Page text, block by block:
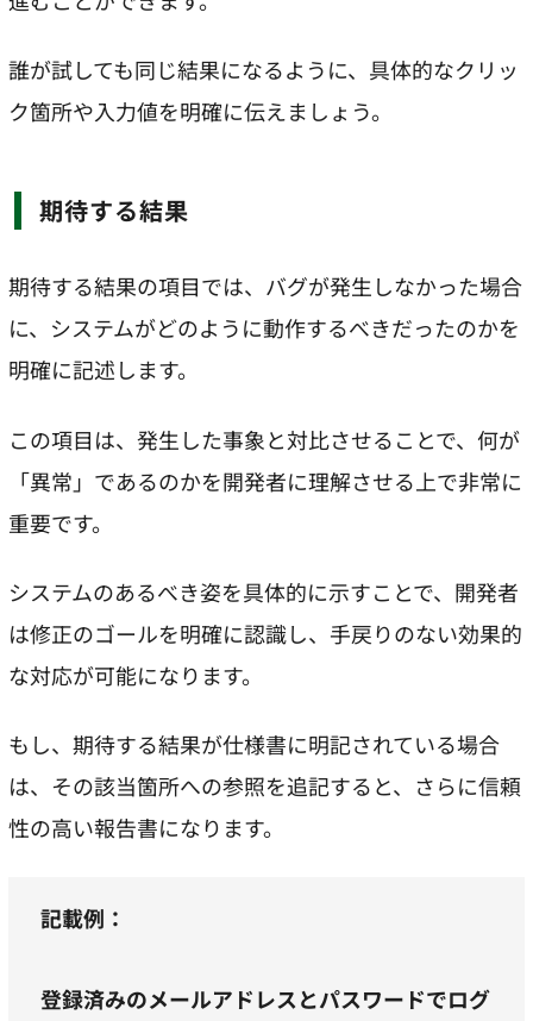
誰が試しても同じ結果になるように、具体的なクリッ
ク箇所や入力値を明確に伝えましょう。
期待する結果
期待する結果の項目では、バグが発生しなかった場合
に、システムがどのように動作するべきだったのかを
明確に記述します。
この項目は、発生した事象と対比させることで、何が
「異常」であるのかを開発者に理解させる上で非常に
重要です。
システムのあるべき姿を具体的に示すことで、開発者
は修正のゴールを明確に認識し、手戻りのない効果的
な対応が可能になります。
もし、期待する結果が仕様書に明記されている場合
は、その該当箇所への参照を追記すると、さらに信頼
性の高い報告書になります。
記載例：
登録済みのメールアドレスとパスワードでログ